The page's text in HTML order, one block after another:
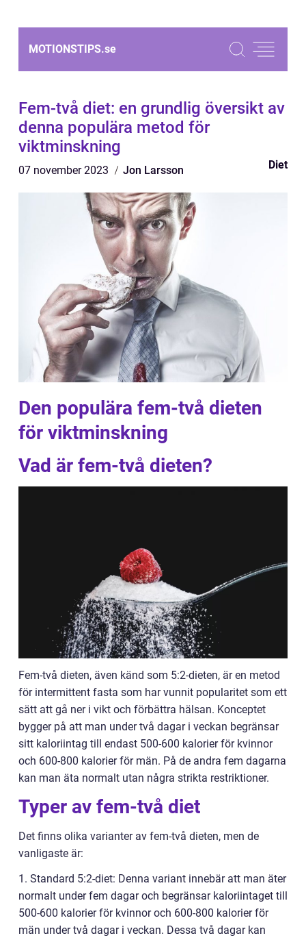
MOTIONSTIPS.se
Fem-två diet: en grundlig översikt av
denna populära metod för
viktminskning
07 november 2023 Jon Larsson Diet
Den populära fem-två dieten
för viktminskning
Vad är fem-två dieten?
Fem-två dieten, även känd som 5:2-dieten, är en metod
för intermittent fasta som har vunnit popularitet som ett
sätt att gå ner i vikt och förbättra hälsan. Konceptet
bygger på att man under två dagar i veckan begränsar
sitt kaloriintag till endast 500-600 kalorier för kvinnor
och 600-800 kalorier för män. På de andra fem dagarna
kan man äta normalt utan några strikta restriktioner.
Typer av fem-två diet
Det finns olika varianter av fem-två dieten, men de
vanligaste är:
1. Standard 5:2-diet: Denna variant innebär att man äter
normalt under fem dagar och begränsar kaloriintaget till
500-600 kalorier för kvinnor och 600-800 kalorier för
män under två dagar i veckan. Dessa två dagar kan